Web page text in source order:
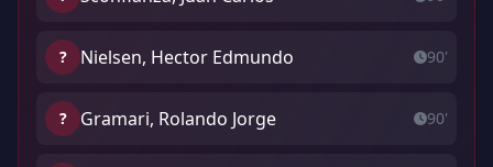
? Nielsen, Hector Edmundo 90'
? Gramari, Rolando Jorge 90'